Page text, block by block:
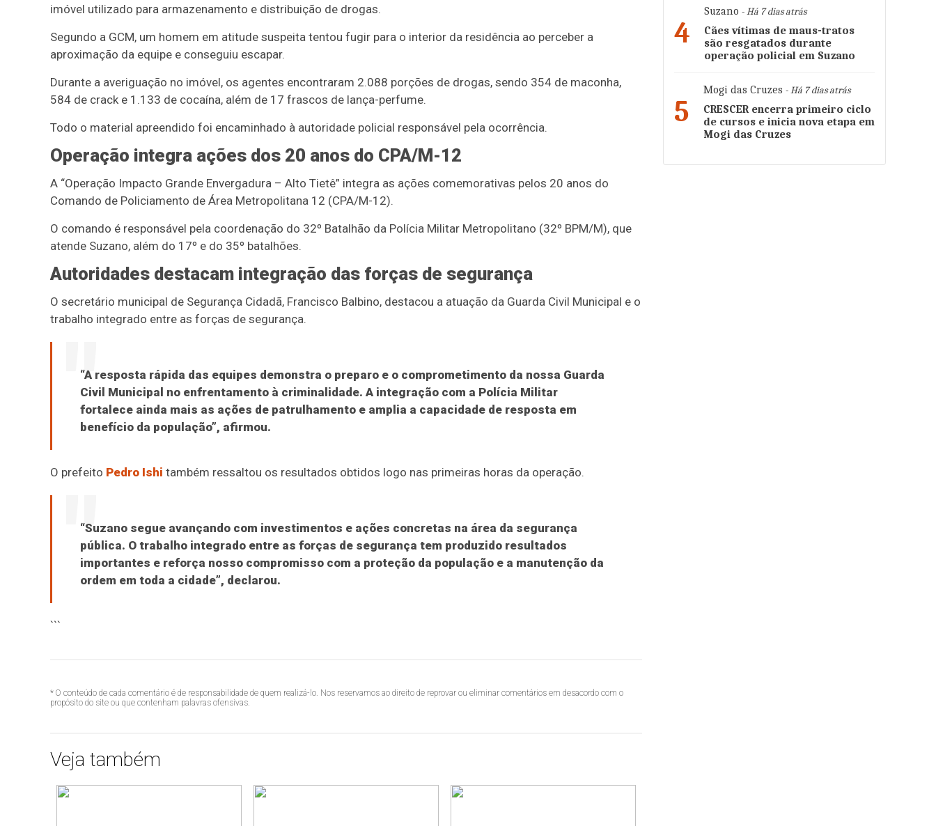
imóvel utilizado para armazenamento e distribuição de drogas.
Segundo a GCM, um homem em atitude suspeita tentou fugir para o interior da residência ao perceber a
aproximação da equipe e conseguiu escapar.
Durante a averiguação no imóvel, os agentes encontraram 2.088 porções de drogas, sendo 354 de maconha,
584 de crack e 1.133 de cocaína, além de 17 frascos de lança-perfume.
Todo o material apreendido foi encaminhado à autoridade policial responsável pela ocorrência.
Operação integra ações dos 20 anos do CPA/M-12
A “Operação Impacto Grande Envergadura – Alto Tietê” integra as ações comemorativas pelos 20 anos do
Comando de Policiamento de Área Metropolitana 12 (CPA/M-12).
O comando é responsável pela coordenação do 32º Batalhão da Polícia Militar Metropolitano (32º BPM/M), que
atende Suzano, além do 17º e do 35º batalhões.
Autoridades destacam integração das forças de segurança
O secretário municipal de Segurança Cidadã, Francisco Balbino, destacou a atuação da Guarda Civil Municipal e o
trabalho integrado entre as forças de segurança.
“A resposta rápida das equipes demonstra o preparo e o comprometimento da nossa Guarda
Civil Municipal no enfrentamento à criminalidade. A integração com a Polícia Militar
fortalece ainda mais as ações de patrulhamento e amplia a capacidade de resposta em
benefício da população”, afirmou.
O prefeito Pedro Ishi também ressaltou os resultados obtidos logo nas primeiras horas da operação.
“Suzano segue avançando com investimentos e ações concretas na área da segurança
pública. O trabalho integrado entre as forças de segurança tem produzido resultados
importantes e reforça nosso compromisso com a proteção da população e a manutenção da
ordem em toda a cidade”, declarou.
```
* O conteúdo de cada comentário é de responsabilidade de quem realizá-lo. Nos reservamos ao direito de reprovar ou eliminar comentários em desacordo com o
propósito do site ou que contenham palavras ofensivas.
Veja também
4
Suzano - Há 7 dias atrás
Cães vítimas de maus-tratos
são resgatados durante
operação policial em Suzano
5
Mogi das Cruzes - Há 7 dias atrás
CRESCER encerra primeiro ciclo
de cursos e inicia nova etapa em
Mogi das Cruzes